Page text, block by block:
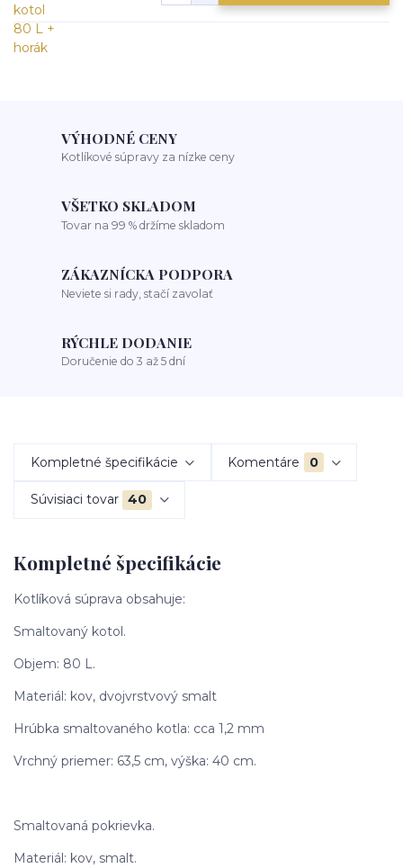
VÝHODNÉ CENY
Kotlíkové súpravy za nízke ceny
VŠETKO SKLADOM
Tovar na 99 % držíme skladom
ZÁKAZNÍCKA PODPORA
Neviete si rady, stačí zavolať
RÝCHLE DODANIE
Doručenie do 3 až 5 dní
Kompletné špecifikácie Komentáre 0
Súvisiaci tovar 40
Kompletné špecifikácie
Kotlíková súprava obsahuje:
Smaltovaný kotol.
Objem: 80 L.
Materiál: kov, dvojvrstvový smalt
Hrúbka smaltovaného kotla: cca 1,2 mm
Vrchný priemer: 63,5 cm, výška: 40 cm.
Smaltovaná pokrievka.
Materiál: kov, smalt.